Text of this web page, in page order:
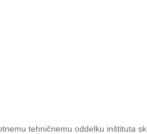
tehničnemu oddelku inštituta